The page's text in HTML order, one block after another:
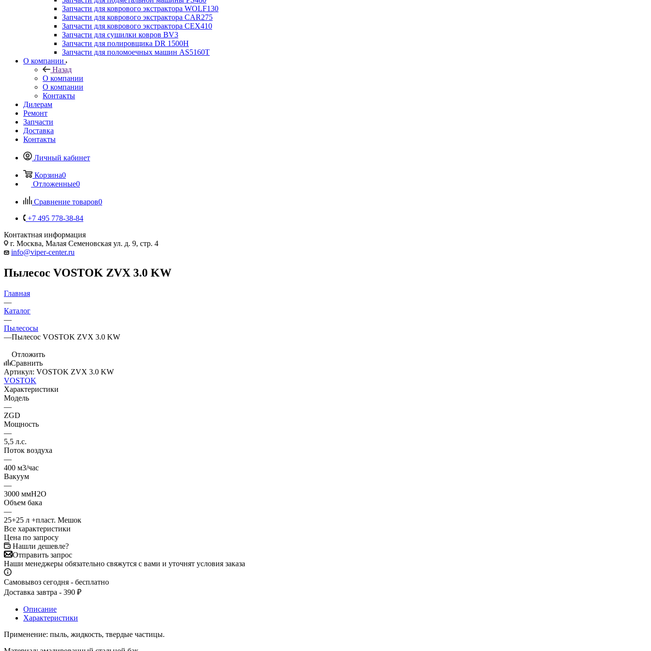
Запчасти для коврового экстрактора WOLF130
Запчасти для коврового экстрактора CAR275
Запчасти для коврового экстрактора CEX410
Запчасти для сушилки ковров BV3
Запчасти для полировщика DR 1500H
Запчасти для поломоечных машин AS5160T
О компании
Назад
О компании
О компании
Контакты
Дилерам
Ремонт
Запчасти
Доставка
Контакты
Личный кабинет
Корзина0
Отложенные0
Сравнение товаров0
+7 495 778-38-84
Контактная информация
г. Москва, Малая Семеновская ул. д. 9, стр. 4
info@viper-center.ru
Пылесос VOSTOK ZVX 3.0 KW
Главная
—
Каталог
—
Пылесосы
—Пылесос VOSTOK ZVX 3.0 KW
Отложить
Сравнить
Артикул: VOSTOK ZVX 3.0 KW
VOSTOK
Характеристики
Модель
—
ZGD
Мощность
—
5,5 л.с.
Поток воздуха
—
400 м3/час
Вакуум
—
3000 ммH2O
Объем бака
—
25+25 л +пласт. Мешок
Все характеристики
Цена по запросу
Нашли дешевле?
Отправить запрос
Наши менеджеры обязательно свяжутся с вами и уточнят условия заказа
Самовывоз сегодня - бесплатно
Доставка завтра - 390 ₽
Описание
Характеристики
Применение: пыль, жидкость, твердые частицы.